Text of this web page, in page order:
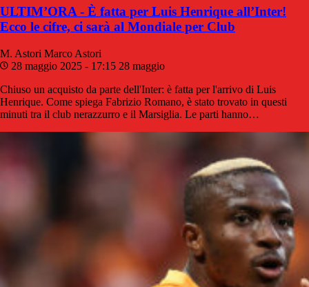
ULTIM’ORA - È fatta per Luis Henrique all’Inter!
Ecco le cifre, ci sarà al Mondiale per Club
M. Astori Marco Astori
28 maggio 2025 - 17:15 28 maggio
Chiuso un acquisto da parte dell'Inter: è fatta per l'arrivo di Luis
Henrique. Come spiega Fabrizio Romano, è stato trovato in questi
minuti tra il club nerazzurro e il Marsiglia. Le parti hanno…